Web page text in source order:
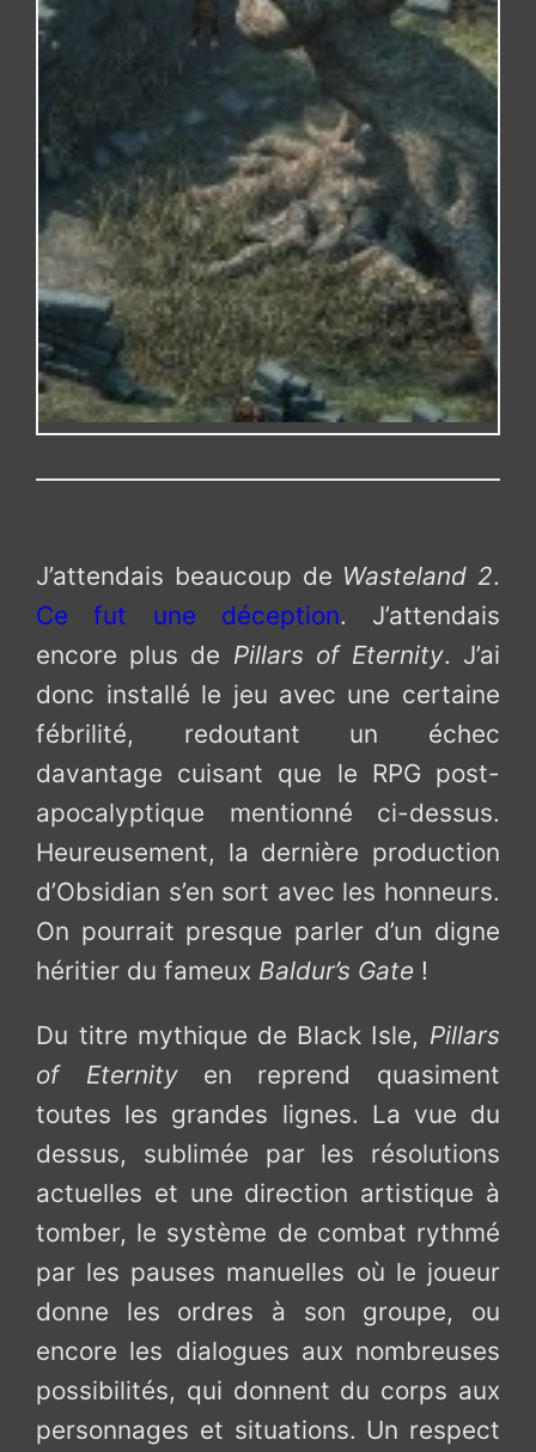
J’attendais beaucoup de Wasteland 2.
Ce fut une déception. J’attendais
encore plus de Pillars of Eternity. J’ai
donc installé le jeu avec une certaine
fébrilité, redoutant un échec
davantage cuisant que le RPG post-
apocalyptique mentionné ci-dessus.
Heureusement, la dernière production
d’Obsidian s’en sort avec les honneurs.
On pourrait presque parler d’un digne
héritier du fameux Baldur’s Gate !
Du titre mythique de Black Isle, Pillars
of Eternityen reprend quasiment
toutes les grandes lignes. La vue du
dessus, sublimée par les résolutions
actuelles et une direction artistique à
tomber, le système de combat rythmé
par les pauses manuelles où le joueur
donne les ordres à son groupe, ou
encore les dialogues aux nombreuses
possibilités, qui donnent du corps aux
personnages et situations. Un respect